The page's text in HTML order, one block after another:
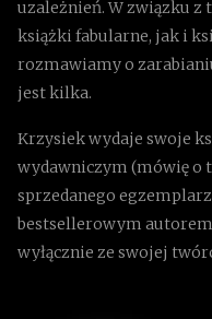
uzależnień. W związku
książki fabularne, jak i
rozmawiamy o
jest kilka.
Krzysiek wydaje swoje
wydawniczym (mówię o
sprzedanego
bestsellerowym
wyłącznie ze swojej